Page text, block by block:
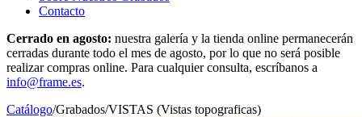
Contacto
Cerrado en agosto: nuestra galería y la tienda online permanecerán
cerradas durante todo el mes de agosto, por lo que no será posible
realizar compras online. Para cualquier consulta, escríbanos a
info@frame.es.
Catálogo/Grabados/VISTAS (Vistas topograficas)